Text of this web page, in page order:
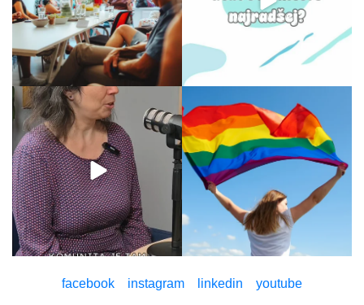
facebook instagram linkedin youtube